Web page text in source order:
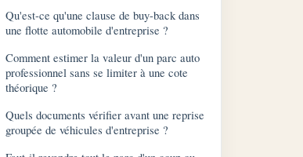
Qu'est-ce qu'une clause de buy-back dans
une flotte automobile d'entreprise ?
Comment estimer la valeur d'un parc auto
professionnel sans se limiter à une cote
théorique ?
Quels documents vérifier avant une reprise
groupée de véhicules d'entreprise ?